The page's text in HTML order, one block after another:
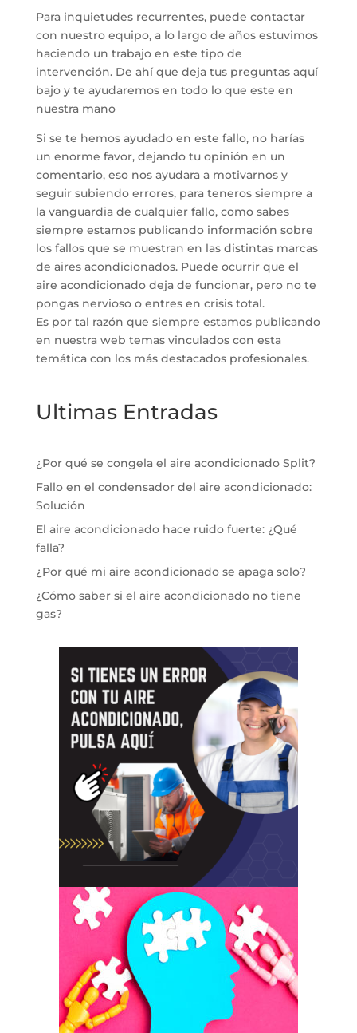
Para inquietudes recurrentes, puede contactar
con nuestro equipo, a lo largo de años estuvimos
haciendo un trabajo en este tipo de
intervención. De ahí que deja tus preguntas aquí
bajo y te ayudaremos en todo lo que este en
nuestra mano
Si se te hemos ayudado en este fallo, no harías
un enorme favor, dejando tu opinión en un
comentario, eso nos ayudara a motivarnos y
seguir subiendo errores, para teneros siempre a
la vanguardia de cualquier fallo, como sabes
siempre estamos publicando información sobre
los fallos que se muestran en las distintas marcas
de aires acondicionados. Puede ocurrir que el
aire acondicionado deja de funcionar, pero no te
pongas nervioso o entres en crisis total.
Es por tal razón que siempre estamos publicando
en nuestra web temas vinculados con esta
temática con los más destacados profesionales.
Ultimas Entradas
¿Por qué se congela el aire acondicionado Split?
Fallo en el condensador del aire acondicionado:
Solución
El aire acondicionado hace ruido fuerte: ¿Qué
falla?
¿Por qué mi aire acondicionado se apaga solo?
¿Cómo saber si el aire acondicionado no tiene
gas?